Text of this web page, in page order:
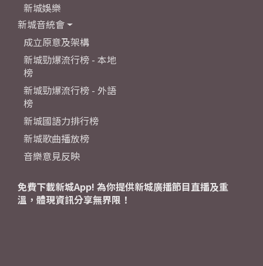
新城娛樂
新城音統會
成立原意及架構
新城勁爆流行榜 - 本地
榜
新城勁爆流行榜 - 外語
榜
新城國語力排行榜
新城歌曲播放榜
音樂意見反映
免費下載新城App! 為你提供新城廣播節目直播及重
溫，體現資訊分享無界限！